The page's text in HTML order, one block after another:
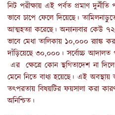
নিট পরীক্ষায় এই পর্বত প্রমাণ দুর্নীতি
ভাবে চাপে ফেলে দিয়েছে।
আত্মহত্যা করেছে। অন্যান্যবার কেউ
ভাবে মেধা তালিকায় ১০,০০০ র‍্যাঙ্ক
দাঁড়িয়েছে ৩০,০০০। সর্বোচ্চ আদালত
এর ক্ষেত্রে কোন স্থগিতাদেশ না
মেনে নিতে বাধ্য হয়েছে। এই
তৎপরতায় বিষয়টির ফয়সালা করা
অনিশ্চিত।